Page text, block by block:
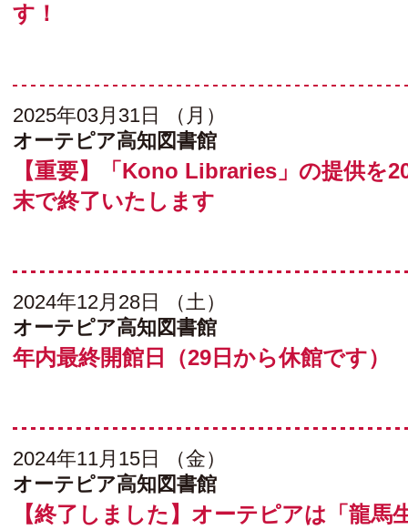
す！
2025年03月31日 （月）
オーテピア高知図書館
【重要】「Kono Libraries」の提供を
末で終了いたします
2024年12月28日 （土）
オーテピア高知図書館
年内最終開館日（29日から休館です）
2024年11月15日 （金）
オーテピア高知図書館
【終了しました】オーテピアは「龍馬